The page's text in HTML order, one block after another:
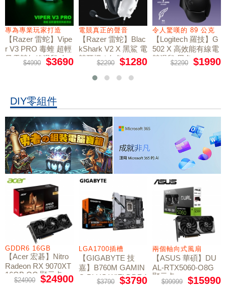
專為專業玩家打造
【Razer 雷蛇】Vipe
r V3 PRO 毒蝰 超輕
量電競無線滑鼠 白
$4990 $3690
電競真正的聲音
【Razer 雷蛇】Blac
kShark V2 X 黑鯊 電
競耳機 / 白色
$2290 $1280
令人驚嘆的 89 公克
【Logitech 羅技】G
502 X 高效能有線電
競滑鼠 黑色
$2290 $1990
DIY零組件
GDDR6 16GB
【Acer 宏碁】Nitro
Radeon RX 9070XT
16GB OC 顯示卡
$24900 $24900
LGA1700插槽
【GIGABYTE 技
嘉】B760M GAMIN
G PLUS WIFI DDR4
主機板$3790 $3790
兩個軸向式風扇
【ASUS 華碩】DU
AL-RTX5060-O8G
顯示卡
$99999 $15990